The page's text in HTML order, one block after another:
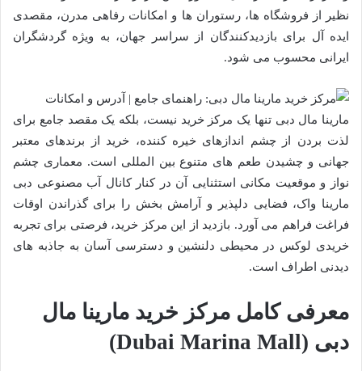
نظیر از فروشگاه ها، رستوران ها و امکانات رفاهی مدرن، مقصدی
ایده آل برای بازدیدکنندگان از سراسر جهان، به ویژه گردشگران
ایرانی محسوب می شود.
مارینا مال دبی تنها یک مرکز خرید نیست، بلکه یک مقصد جامع برای
لذت بردن از چشم اندازهای خیره کننده، خرید از برندهای معتبر
جهانی و چشیدن طعم های متنوع بین المللی است. معماری چشم
نواز و موقعیت مکانی استثنایی آن در کنار کانال آب مصنوعی دبی
مارینا واک، فضایی دلپذیر و آرامش بخش را برای گذراندن اوقات
فراغت فراهم می آورد. بازدید از این مرکز خرید، فرصتی برای تجربه
خریدی لوکس در محیطی دلنشین و دسترسی آسان به جاذبه های
دیدنی اطراف است.
معرفی کامل مرکز خرید مارینا مال
دبی (Dubai Marina Mall)